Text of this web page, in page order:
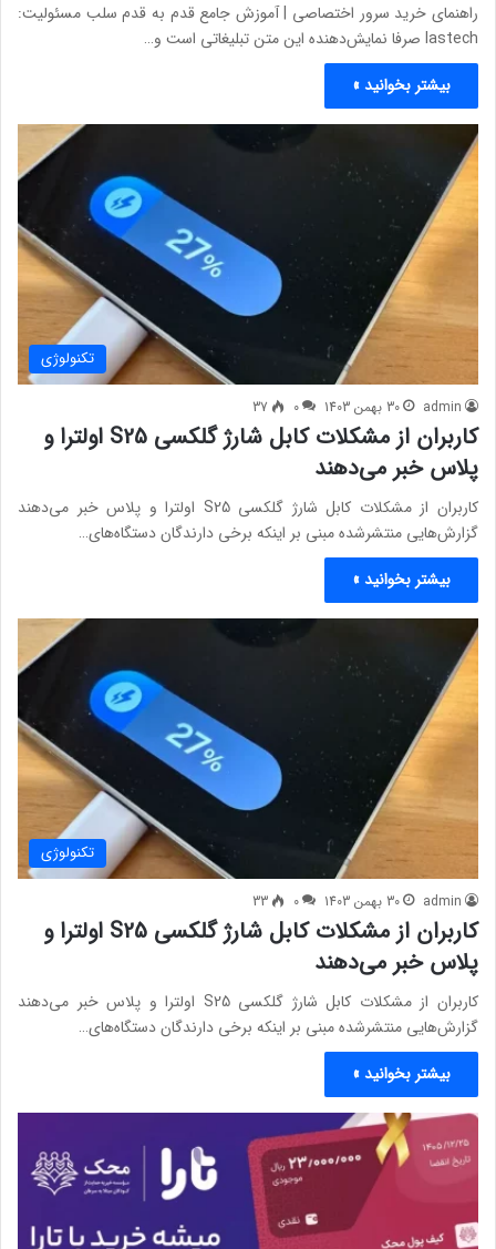
راهنمای خرید سرور اختصاصی | آموزش جامع قدم به قدم سلب مسئولیت:
lastech صرفا نمایش‌دهنده این متن تبلیغاتی است و…
بیشتر بخوانید »
تکنولوژی
admin 30 بهمن 1403 0
37
کاربران از مشکلات کابل شارژ گلکسی S25 اولترا و
پلاس خبر می‌دهند
کاربران از مشکلات کابل شارژ گلکسی S25 اولترا و پلاس خبر می‌دهند
گزارش‌هایی منتشرشده مبنی بر اینکه برخی دارندگان دستگاه‌های…
بیشتر بخوانید »
تکنولوژی
admin 30 بهمن 1403 0
33
کاربران از مشکلات کابل شارژ گلکسی S25 اولترا و
پلاس خبر می‌دهند
کاربران از مشکلات کابل شارژ گلکسی S25 اولترا و پلاس خبر می‌دهند
گزارش‌هایی منتشرشده مبنی بر اینکه برخی دارندگان دستگاه‌های…
بیشتر بخوانید »